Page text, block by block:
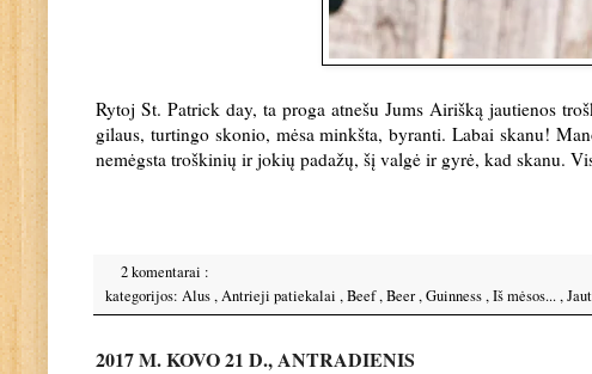
Rytoj St. Patrick day, ta proga atnešu Jums Airišką jautienos
gilaus, turtingo skonio, mėsa minkšta, byranti. Labai skanu!
nemėgsta troškinių ir jokių padažų, šį valgė ir gyrė, kad skanu.
2 komentarai :
kategorijos: Alus,Antrieji patiekalai ,Beef,Beer,Guinness,Iš mėsos...,
2017 M. KOVO 21 D., ANTRADIENIS